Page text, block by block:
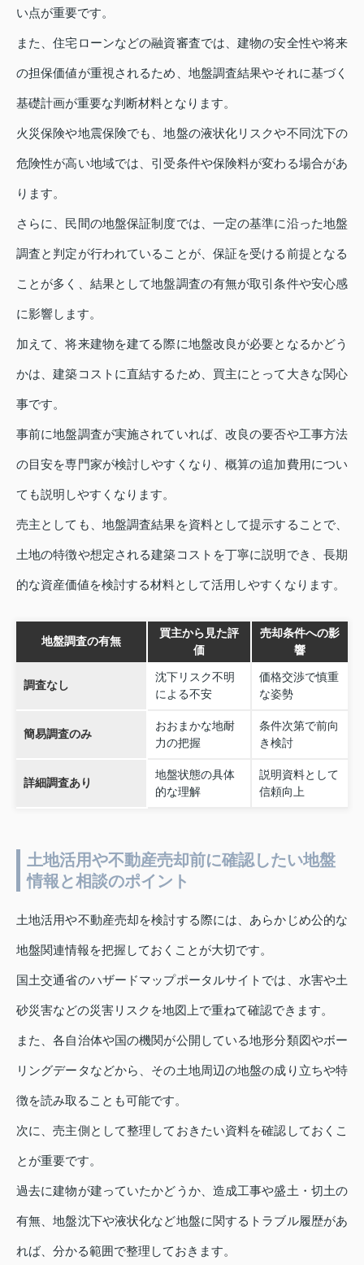
い点が重要です。
また、住宅ローンなどの融資審査では、建物の安全性や将来
の担保価値が重視されるため、地盤調査結果やそれに基づく
基礎計画が重要な判断材料となります。
火災保険や地震保険でも、地盤の液状化リスクや不同沈下の
危険性が高い地域では、引受条件や保険料が変わる場合があ
ります。
さらに、民間の地盤保証制度では、一定の基準に沿った地盤
調査と判定が行われていることが、保証を受ける前提となる
ことが多く、結果として地盤調査の有無が取引条件や安心感
に影響します。
加えて、将来建物を建てる際に地盤改良が必要となるかどう
かは、建築コストに直結するため、買主にとって大きな関心
事です。
事前に地盤調査が実施されていれば、改良の要否や工事方法
の目安を専門家が検討しやすくなり、概算の追加費用につい
ても説明しやすくなります。
売主としても、地盤調査結果を資料として提示することで、
土地の特徴や想定される建築コストを丁寧に説明でき、長期
的な資産価値を検討する材料として活用しやすくなります。
地盤調査の有無
買主から見た評
価
売却条件への影
響
調査なし
沈下リスク不明
による不安
価格交渉で慎重
な姿勢
簡易調査のみ
おおまかな地耐
力の把握
条件次第で前向
き検討
詳細調査あり
地盤状態の具体
的な理解
説明資料として
信頼向上
土地活用や不動産売却前に確認したい地盤
情報と相談のポイント
土地活用や不動産売却を検討する際には、あらかじめ公的な
地盤関連情報を把握しておくことが大切です。
国土交通省のハザードマップポータルサイトでは、水害や土
砂災害などの災害リスクを地図上で重ねて確認できます。
また、各自治体や国の機関が公開している地形分類図やボー
リングデータなどから、その土地周辺の地盤の成り立ちや特
徴を読み取ることも可能です。
次に、売主側として整理しておきたい資料を確認しておくこ
とが重要です。
過去に建物が建っていたかどうか、造成工事や盛土・切土の
有無、地盤沈下や液状化など地盤に関するトラブル履歴があ
れば、分かる範囲で整理しておきます。